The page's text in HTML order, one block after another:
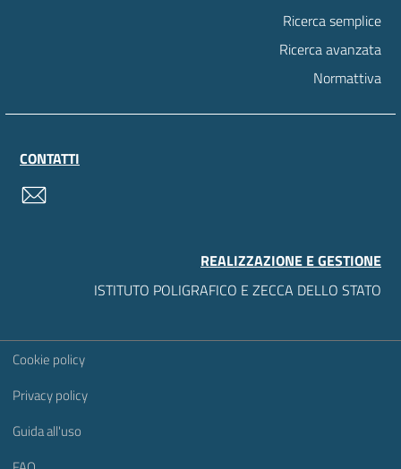
Ricerca semplice
Ricerca avanzata
Normattiva
CONTATTI
REALIZZAZIONE E GESTIONE
ISTITUTO POLIGRAFICO E ZECCA DELLO STATO
Sezione Link Utili
Cookie policy
Privacy policy
Guida all'uso